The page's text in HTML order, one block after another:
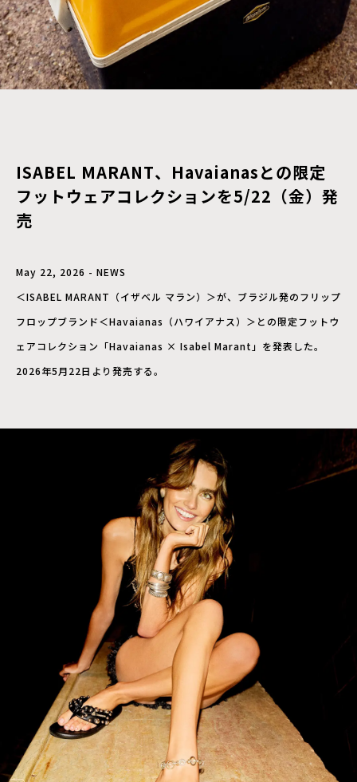
ISABEL MARANT、Havaianasとの限定
フットウェアコレクションを5/22（金）発
売
May 22, 2026 - NEWS
＜ISABEL MARANT（イザベル マラン）＞が、ブラジル発のフリップ
フロップブランド＜Havaianas（ハワイアナス）＞との限定フットウ
ェアコレクション「Havaianas × Isabel Marant」を発表した。
2026年5月22日より発売する。